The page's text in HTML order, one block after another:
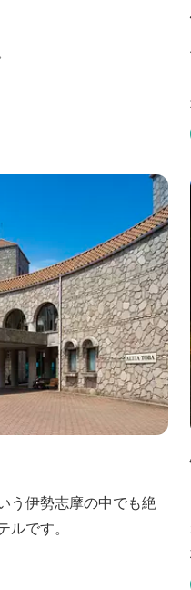
う伊勢志摩の中でも絶
です。